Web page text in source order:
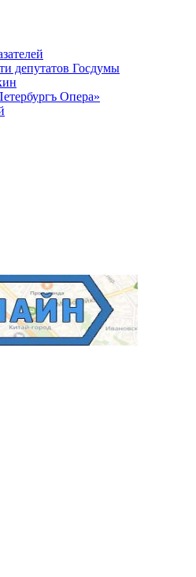
депутатов Госдумы
Опера»